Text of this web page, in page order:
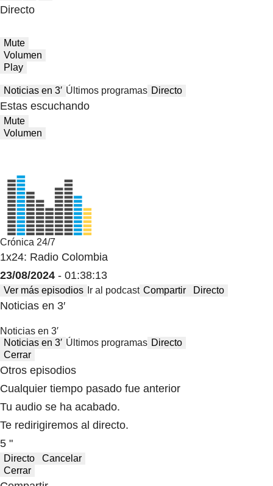
Directo
Mute
Volumen
Play
Noticias en 3′ Últimos programas Directo
Estas escuchando
Mute
Volumen
Crónica 24/7
1x24: Radio Colombia
23/08/2024 - 01:38:13
Ver más episodios Ir al podcast Compartir Directo
Noticias en 3′
Noticias en 3′
Noticias en 3′ Últimos programas Directo
Cerrar
Otros episodios
Cualquier tiempo pasado fue anterior
Tu audio se ha acabado.
Te redirigiremos al directo.
5 "
Directo
Cancelar
Cerrar